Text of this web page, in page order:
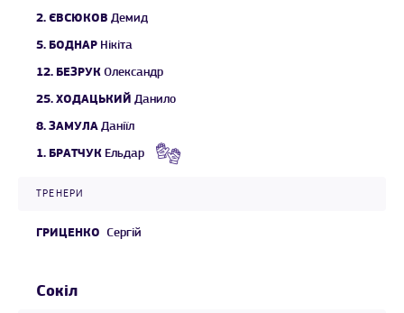
2. ЄВСЮКОВ Демид
5. БОДНАР Нікіта
12. БЕЗРУК Олександр
25. ХОДАЦЬКИЙ Данило
8. ЗАМУЛА Даніїл
1. БРАТЧУК Ельдар
ТРЕНЕРИ
ГРИЦЕНКО Сергій
Сокіл